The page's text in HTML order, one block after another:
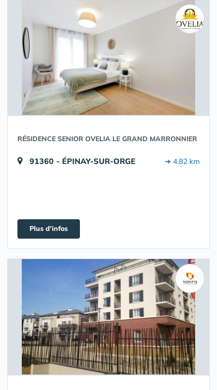
RÉSIDENCE SENIOR OVELIA LE GRAND MARRONNIER
91360 - ÉPINAY-SUR-ORGE ➔ 4.82 km
Plus d'infos